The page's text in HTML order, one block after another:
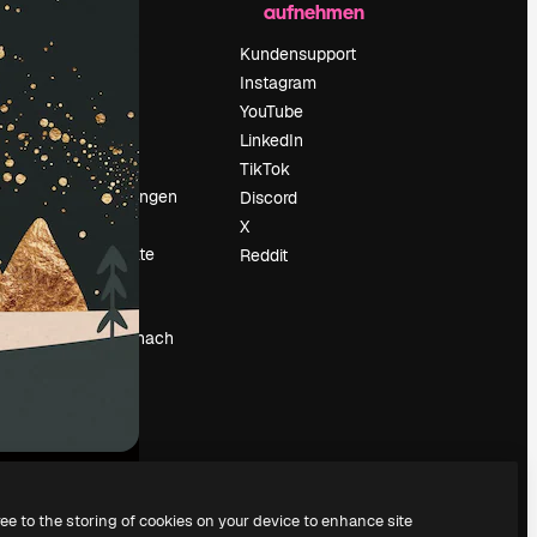
Über uns
Reviews
Karriere
Suchtrends
Blog
Veranstaltungen
Slidesgo
Deine Inhalte
verkaufen
Pressesaal
Suchst du nach
aufnehmen
Kundensupport
Instagram
YouTube
LinkedIn
TikTok
Discord
X
Reddit
to the storing of cookies on your device to enhance site